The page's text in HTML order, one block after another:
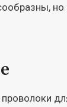
но
проволоки